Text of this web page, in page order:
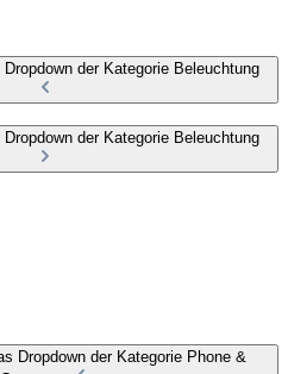
der Kategorie Beleuchtung
der Kategorie Beleuchtung
Dropdown der Kategorie Phone &